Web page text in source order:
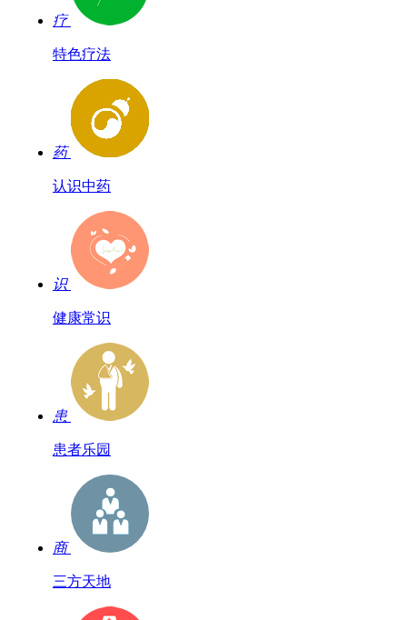
疗
特色疗法
药
认识中药
识
健康常识
患
患者乐园
商
三方天地